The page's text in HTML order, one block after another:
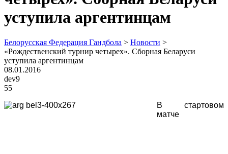
уступила аргентинцам
Белорусская Федерация Гандбола > Новости >
«Рождественский турнир четырех». Сборная Беларуси
уступила аргентинцам
08.01.2016
dev9
55
В стартовом
матче